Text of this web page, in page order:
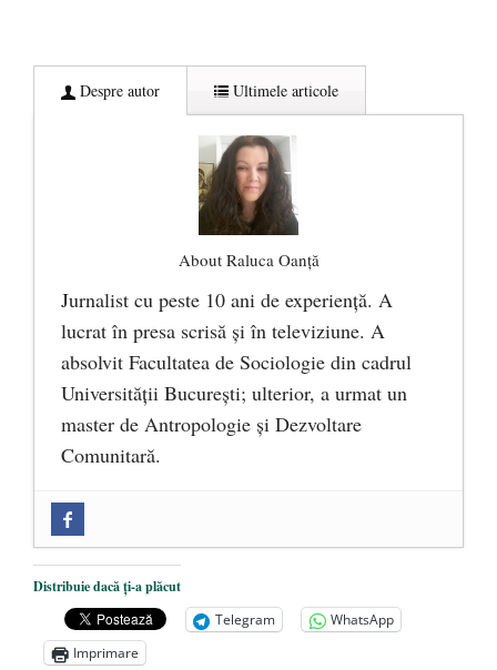
Despre autor Ultimele articole
About Raluca Oanță
Jurnalist cu peste 10 ani de experiență. A
lucrat în presa scrisă și în televiziune. A
absolvit Facultatea de Sociologie din cadrul
Universității București; ulterior, a urmat un
master de Antropologie și Dezvoltare
Comunitară.
Nicolae Steinhardt, comemorat la 102 ani
de la naștere
- 29 iulie 2024
„Carnea cultivată” în laborator, tot mai
Distribuie dacă ți-a plăcut
Telegram
WhatsApp
Imprimare